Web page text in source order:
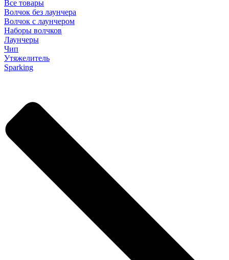
Все товары
Волчок без лаунчера
Волчок с лаунчером
Наборы волчков
Лаунчеры
Чип
Утяжелитель
Sparking